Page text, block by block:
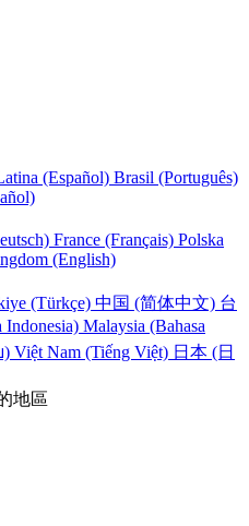
(Español) Brasil (Português)
France (Français) Polska
(English)
(Türkçe) 中国 (简体中文) 台
Indonesia) Malaysia (Bahasa
) Việt Nam (Tiếng Việt) 日本 (日
地區